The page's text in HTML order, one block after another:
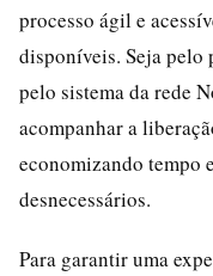
processo ágil e
disponíveis. Seja
pelo sistema da rede
acompanhar a
economizando tempo
desnecessários.
Para garantir uma